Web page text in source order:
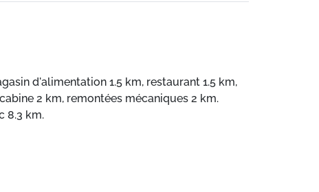
d'alimentation 1.5 km, restaurant 1.5 km,
2 km, remontées mécaniques 2 km.
8.3 km.